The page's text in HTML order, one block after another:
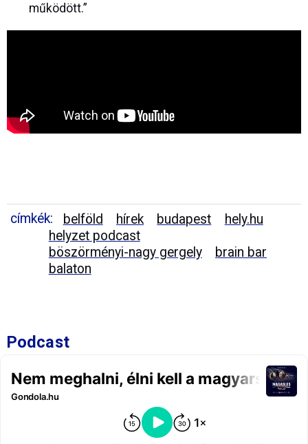
működött.”
címkék: belföld hírek budapest
hely.hu
helyzet podcast
böszörményi-nagy gergely
brain bar
balaton
Podcast